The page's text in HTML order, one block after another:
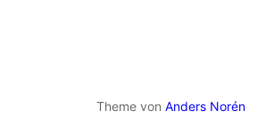
Theme von Anders Norén